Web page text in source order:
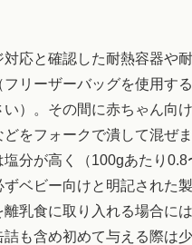
応と確認した耐熱容器や
リーザーバッグを使用す
）。その間に赤ちゃん向
をフォークで潰して混ぜ
分が高く（100gあたり
ベビー向けと明記された
乳食に取り入れる場合に
詰も含め初めて与える際は